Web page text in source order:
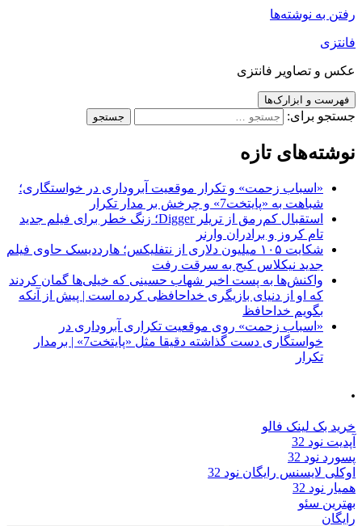
رفتن به نوشته‌ها
فانتزی
عکس و تصاویر فانتزی
فهرست و ابزارک‌ها
جستجو برای:
نوشته‌های تازه
«اسباب زحمت» و تکرار موقعیت آبروداری در خواستگاری؛
شباهت به «پایتخت7» و چرخش بر مدار تکرار
استقبال کم‌رمق از تریلر Digger؛ زنگ خطر برای فیلم جدید
تام کروز و برادران وارنر
شکایت ۱۰۵ میلیون دلاری از نتفلیکس؛ هارددیسک حاوی فیلم
جدید نیکلاس کیج به سرقت رفت
واکنش‌ها به پست اخیر شهاب حسینی که خیلی‌ها گمان کردند
که او از دنیای بازیگری خداحافظی کرده است | پیش از آنکه
بگویم خداحافظ
«اسباب زحمت» روی موقعیت تکراری آبروداری در
خواستگاری دست گذاشته دقیقا مثل «پایتخت7» | برمدار
تکرار
.
خرید بک لینک فالو
آپدیت نود 32
پسورد نود 32
اوکلی لایسنس رایگان نود 32
همیار نود 32
بهترین سئو
رایگان